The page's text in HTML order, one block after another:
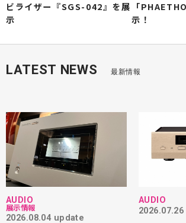
ビライザー『SGS-042』を展
示
「
示！
LATEST NEWS 最新情報
AUDIO
展示情報
2026.08.04 update
AUDIO